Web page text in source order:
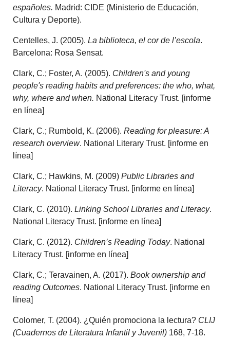
españoles. Madrid: CIDE (Ministerio de Educación,
Cultura y Deporte).
Centelles, J. (2005).La biblioteca, el cor de l’escola.
Barcelona: Rosa Sensat.
Clark, C.; Foster, A. (2005). Children's and young
people's reading habits and preferences: the who, what,
why, where and when. National Literacy Trust. [informe
en línea]
Clark, C.; Rumbold, K. (2006).Reading for pleasure: A
research overview. National Literary Trust. [informe en
línea]
Clark, C.; Hawkins, M. (2009)Public Libraries and
Literacy. National Literacy Trust. [informe en línea]
Clark, C. (2010).Linking School Libraries and Literacy.
National Literacy Trust. [informe en línea]
Clark, C. (2012). Children’s Reading Today. National
Literacy Trust. [informe en línea]
Clark, C.; Teravainen, A. (2017).Book ownership and
reading Outcomes. National Literacy Trust. [informe en
línea]
Colomer, T. (2004). ¿Quién promociona la lectura? CLIJ
(Cuadernos de Literatura Infantil y Juvenil) 168, 7-18.